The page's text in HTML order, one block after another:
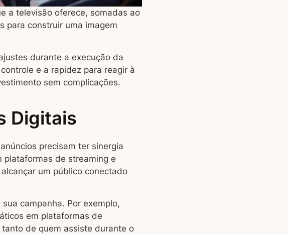
a televisão oferece, somadas ao
para construir uma imagem
durante a execução da
e a rapidez para reagir à
sem complicações.
Digitais
precisam ter sinergia
plataformas de streaming e
um público conectado
campanha. Por exemplo,
em plataformas de
de quem assiste durante o